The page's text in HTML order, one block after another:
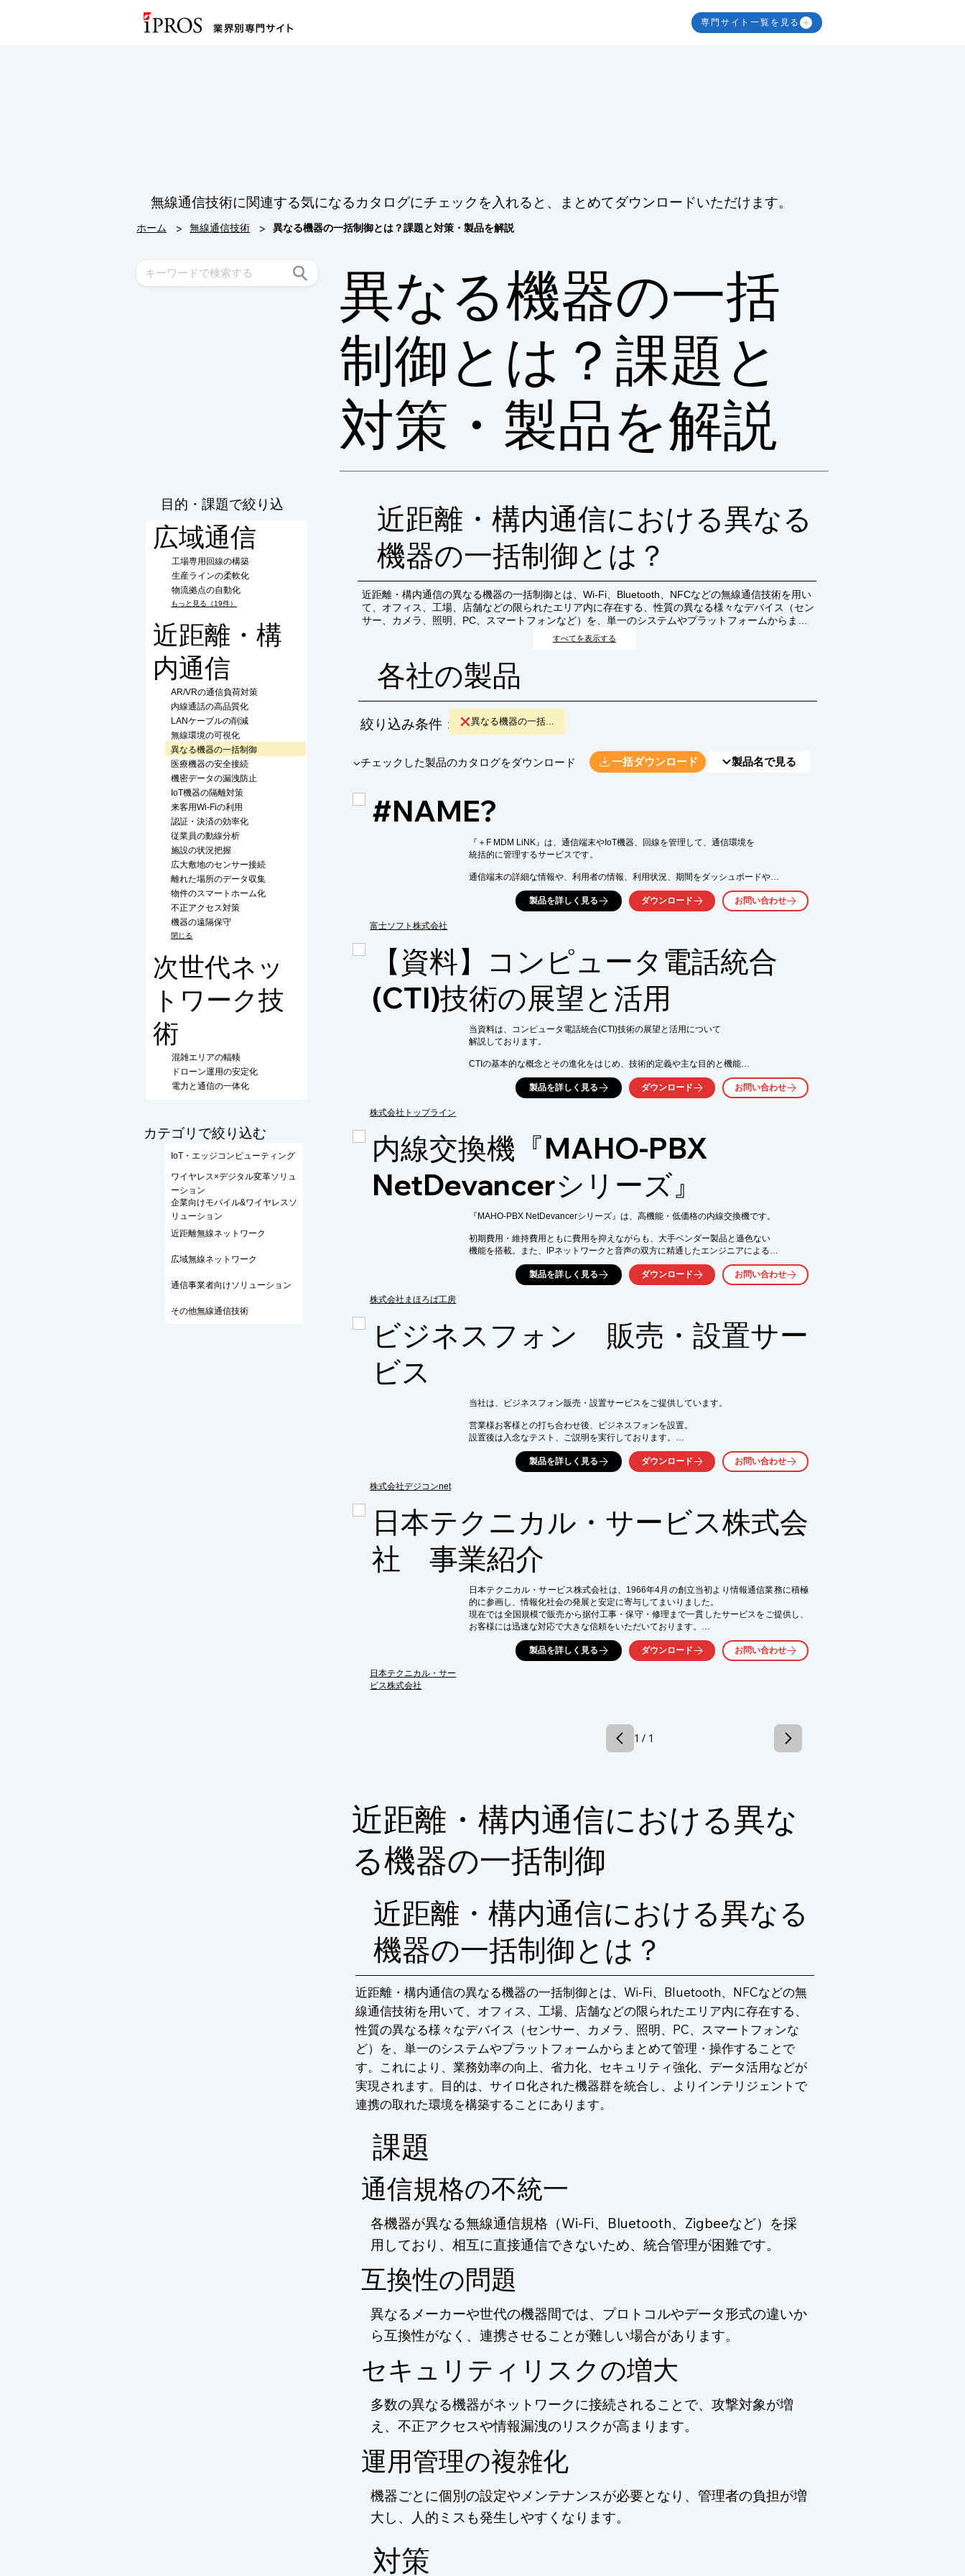
専門サイト一覧を見る
無線通信技術に関連する気になるカタログにチェックを入れると、まとめてダウンロードいただけます。
ホーム > 無線通信技術 > 異なる機器の一括制御とは？課題と対策・製品を解説
異なる機器の一括
制御とは？課題と
対策・製品を解説
目的・課題で絞り込
む
広域通信
工場専用回線の構築
生産ラインの柔軟化
物流拠点の自動化
もっと見る（19件）
近距離・構
内通信
AR/VRの通信負荷対策
内線通話の高品質化
LANケーブルの削減
無線環境の可視化
異なる機器の一括制御
医療機器の安全接続
機密データの漏洩防止
IoT機器の隔離対策
来客用Wi-Fiの利用
認証・決済の効率化
従業員の動線分析
施設の状況把握
広大敷地のセンサー接続
離れた場所のデータ収集
物件のスマートホーム化
不正アクセス対策
機器の遠隔保守
閉じる
次世代ネッ
トワーク技
術
混雑エリアの輻輳
ドローン運用の安定化
電力と通信の一体化
​カテゴリで絞り込む
IoT・エッジコンピューティング
ワイヤレス×デジタル変革ソリュ
ーション
企業向けモバイル&ワイヤレスソ
リューション
近距離無線ネットワーク
広域無線ネットワーク
通信事業者向けソリューション
その他無線通信技術
近距離・構内通信における異なる
機器の一括制御とは？
近距離・構内通信の異なる機器の一括制御とは、Wi-Fi、Bluetooth、NFCなどの無線通信技術を用い
て、オフィス、工場、店舗などの限られたエリア内に存在する、性質の異なる様々なデバイス（セン
サー、カメラ、照明、PC、スマートフォンなど）を、単一のシステムやプラットフォームからまと
めて管理・操作することです。これにより、業務効率の向上、省力化、セキュリティ強化、データ活
用などが実現されます。目的は、サイロ化された機器群を統合し、よりインテリジェントで連携の取
れた環境を構築することにあります。
すべてを表示する
各社の製品
絞り込み条件： 異なる機器の一括...
​▼チェックした製品のカタログをダウンロード 一括ダウンロード 製品名で見る
#NAME?
富士ソフト株式会社
『＋F MDM LiNK』は、通信端末やIoT機器、回線を管理して、通信環境を
統括的に管理するサービスです。
通信端末の詳細な情報や、利用者の情報、利用状況、期間をダッシュボードや
管理画面で一元的に把握できるため、運用の最適化を実現。
また、端末の設定変更や、条件に応じた通信規制、オンラインアップデート等、
■端末・利用者の見える化
■通信規制
■外部システムと連携
■遠隔監視
※詳しくはPDF資料をご覧いただくか、お気軽にお問い合わせ下さい。
製品を詳しく見る ダウンロード お問い合わせ
【資料】コンピュータ電話統合
(CTI)技術の展望と活用
株式会社トップライン
当資料は、コンピュータ電話統合(CTI)技術の展望と活用について
解説しております。
CTIの基本的な概念とその進化をはじめ、技術的定義や主な目的と機能
をご紹介。また、CTIのビジネスへの影響についても掲載しております。
今後の展望と技術的課題についての考察もございますので、
【掲載内容】
■イントロダクション
■コンピュータ電話統合(CTI)とは
■CTIの実装と統合の戦略
■CTIのビジネスへの影響
製品を詳しく見る ダウンロード お問い合わせ
内線交換機『MAHO-PBX
NetDevancerシリーズ』
株式会社まほろば工房
『MAHO-PBX NetDevancerシリーズ』は、高機能・低価格の内線交換機です。
初期費用・維持費用ともに費用を抑えながらも、大手ベンダー製品と遜色ない
機能を搭載。また、IPネットワークと音声の双方に精通したエンジニアによる
迅速かつ的確なリモートサポート体制もご用意しています。
IPテレフォニー基盤として、当製品は、柔軟性・拡張性・可用性に優れた
■通話料削減
■Webで簡単操作
製品を詳しく見る ダウンロード お問い合わせ
ビジネスフォン 販売・設置サー
ビス
株式会社デジコンnet
当社は、ビジネスフォン販売・設置サービスをご提供しています。
営業様お客様との打ち合わせ後、ビジネスフォンを設置。
設置後は入念なテスト、ご説明を実行しております。
また、複合機、防犯セキュリティー機器などの販売・設置も行っています。
ご要望の際はお気軽にお問い合わせください。
■IWATSU製品
■SAXA製品
■NAKAYO製品
■NEC製品
製品を詳しく見る ダウンロード お問い合わせ
日本テクニカル・サービス株式会
社 事業紹介
日本テクニカル・サー
ビス株式会社
日本テクニカル・サービス株式会社は、1966年4月の創立当初より情報通信業務に積極
的に参画し、情報化社会の発展と安定に寄与してまいりました。
現在では全国規模で販売から据付工事・保守・修理まで一貫したサービスをご提供し、
お客様には迅速な対応で大きな信頼をいただいております。
これからも、常に商品をお使いいただいているお客様を第一に考え、お客様から長くご
愛顧いただける企業であり続けたいと思います。
製品を詳しく見る ダウンロード お問い合わせ
1 / 1
近距離・構内通信における異な
る機器の一括制御
近距離・構内通信における異なる
機器の一括制御とは？
近距離・構内通信の異なる機器の一括制御とは、Wi-Fi、Bluetooth、NFCなどの無
線通信技術を用いて、オフィス、工場、店舗などの限られたエリア内に存在する、
性質の異なる様々なデバイス（センサー、カメラ、照明、PC、スマートフォンな
ど）を、単一のシステムやプラットフォームからまとめて管理・操作することで
す。これにより、業務効率の向上、省力化、セキュリティ強化、データ活用などが
実現されます。目的は、サイロ化された機器群を統合し、よりインテリジェントで
連携の取れた環境を構築することにあります。
​課題
通信規格の不統一
各機器が異なる無線通信規格（Wi-Fi、Bluetooth、Zigbeeなど）を採
用しており、相互に直接通信できないため、統合管理が困難です。
互換性の問題
異なるメーカーや世代の機器間では、プロトコルやデータ形式の違いか
ら互換性がなく、連携させることが難しい場合があります。
セキュリティリスクの増大
多数の異なる機器がネットワークに接続されることで、攻撃対象が増
え、不正アクセスや情報漏洩のリスクが高まります。
運用管理の複雑化
機器ごとに個別の設定やメンテナンスが必要となり、管理者の負担が増
大し、人的ミスも発生しやすくなります。
​対策